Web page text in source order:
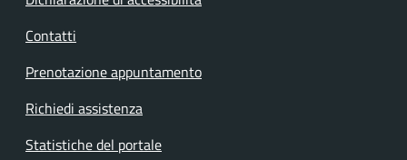
Contatti
Prenotazione appuntamento
Richiedi assistenza
Statistiche del portale